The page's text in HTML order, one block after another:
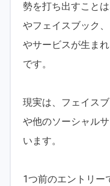
勢を打ち出すこと
やフェイスブック
やサービスが生ま
です。
現実は、フェイス
や他のソーシャル
います。
1つ前のエントリー